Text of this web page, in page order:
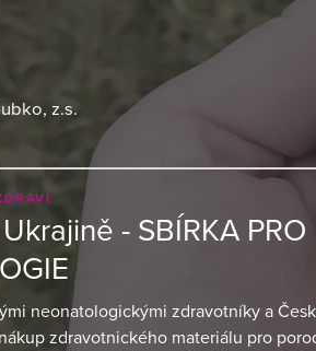
z.s.
- SBÍRKA PRO
neonatologickými zdravotníky a
zdravotnického materiálu pro